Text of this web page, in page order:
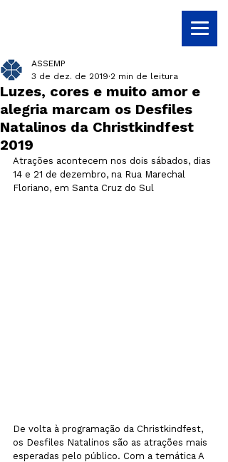
Luzes, cores e muito amor e
alegria marcam os Desfiles
Natalinos da Christkindfest
2019
ASSEMP
3 de dez. de 2019 2 min de leitura
Atrações acontecem nos dois sábados, dias
14 e 21 de dezembro, na Rua Marechal
De volta à programação da Christkindfest,
os Desfiles Natalinos são as atrações mais
esperadas pelo público. Com a temática A